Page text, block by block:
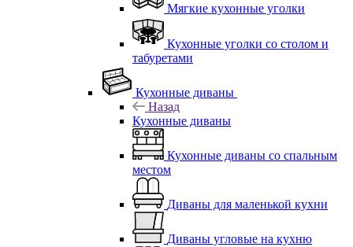
Мягкие кухонные уголки
Кухонные уголки со столом и
табуретами
Кухонные диваны
Назад
Кухонные диваны
Кухонные диваны со спальным
местом
Диваны для маленькой кухни
Диваны угловые на кухню